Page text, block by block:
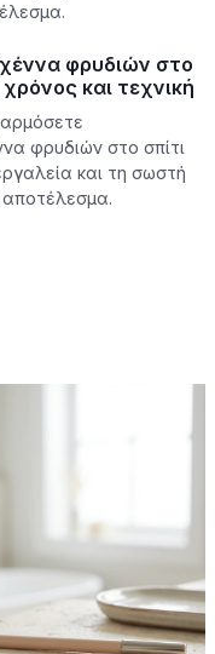
φρυδιών στο
και τεχνική
φρυδιών στο σπίτι
και τη σωστή
αποτέλεσμα.